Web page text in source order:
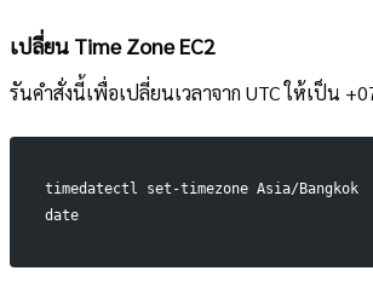
เปลี่ยน Time Zone EC2
รันคำสั่งนี้เพื่อเปลี่ยนเวลาจาก UTC ให้เป็น
timedatectl set-timezone Asia/Bangkok
date